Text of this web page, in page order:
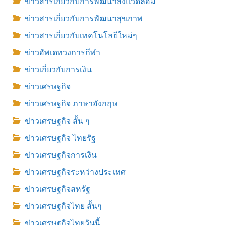
ข่าวสารเกี่ยวกับการพัฒนาสุขภาพ
ข่าวสารเกี่ยวกับเทคโนโลยีใหม่ๆ
ข่าวอัพเดทวงการกีฬา
ข่าวเกี่ยวกับการเงิน
ข่าวเศรษฐกิจ
ข่าวเศรษฐกิจ ภาษาอังกฤษ
ข่าวเศรษฐกิจ สั้น ๆ
ข่าวเศรษฐกิจ ไทยรัฐ
ข่าวเศรษฐกิจการเงิน
ข่าวเศรษฐกิจระหว่างประเทศ
ข่าวเศรษฐกิจสหรัฐ
ข่าวเศรษฐกิจไทย สั้นๆ